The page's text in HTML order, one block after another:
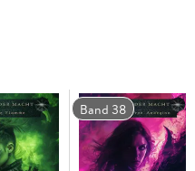
Gleichgewicht der Kräfte
holt zum großen
uralte Katakomben
Band 38